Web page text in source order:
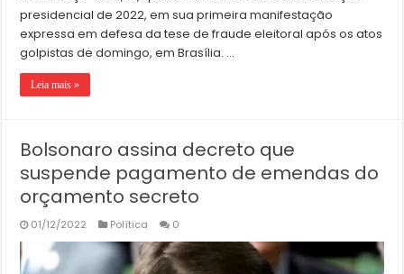
presidencial de 2022, em sua primeira manifestação
expressa em defesa da tese de fraude eleitoral após os atos
golpistas de domingo, em Brasília. …
Leia mais »
Bolsonaro assina decreto que
suspende pagamento de emendas do
orçamento secreto
01/12/2022 Política 0